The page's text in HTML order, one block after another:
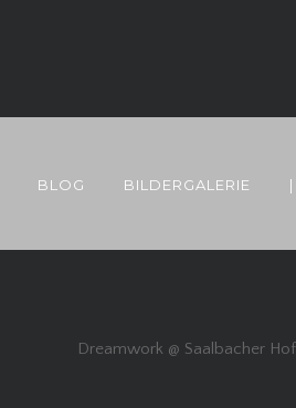
BLOG BILDERGALERIE |
Dreamwork @ Saalbacher